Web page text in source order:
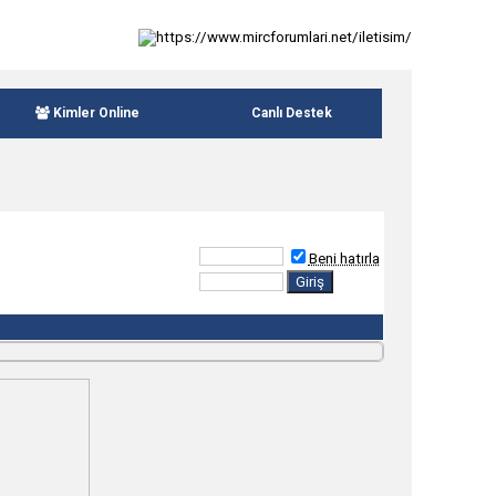
Kimler Online Canlı Destek
Beni hatırla